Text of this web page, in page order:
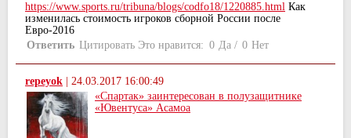
https://www.sports.ru/tribuna/blogs/codfo18/1220885.html Как
изменилась стоимость игроков сборной России после
Евро-2016
Ответить Цитировать Это нравится: 0 Да / 0 Нет
repeyok
24.03.2017 16:00:49
«Спартак» заинтересован в полузащитнике
«Ювентуса» Асамоа